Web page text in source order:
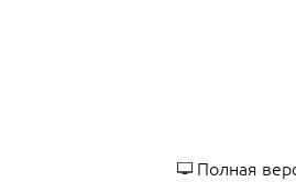
Полная